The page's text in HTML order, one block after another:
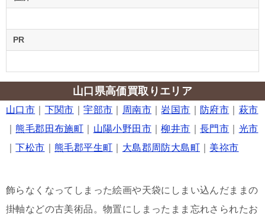
PR
山口県高価買取りエリア
山口市 下関市 ｜宇部市 周南市 ｜岩国市 防府市
萩市
｜熊毛郡田布施町 山陽小野田市 ｜柳井市 ｜長門市
光市
下松市 ｜熊毛郡平生町 大島郡周防大島町 美祢市
飾らなくなってしまった絵画や天袋にしまい込んだままの
掛軸などの古美術品。物置にしまったまま忘れさられたお